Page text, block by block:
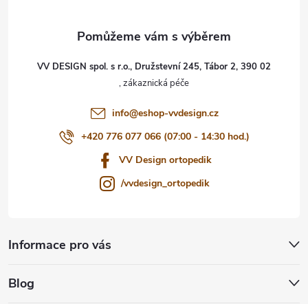
VV DESIGN spol. s r.o., Družstevní 245, Tábor 2, 390 02
info@eshop-vvdesign.cz
+420 776 077 066 (07:00 - 14:30 hod.)
VV Design ortopedik
/vvdesign_ortopedik
Informace pro vás
Blog